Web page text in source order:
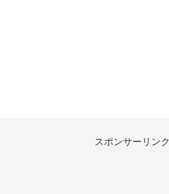
スポンサーリンク